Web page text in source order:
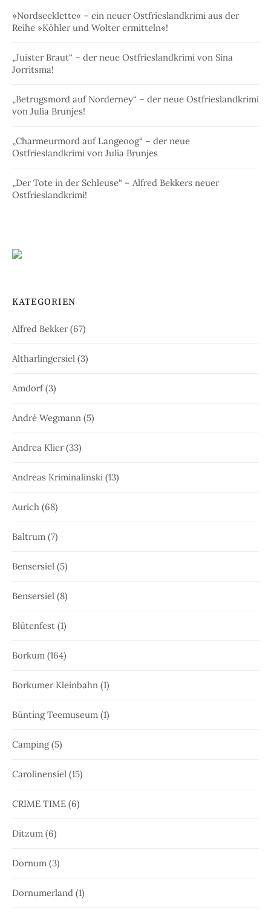
»Nordseeklette« – ein neuer Ostfrieslandkrimi aus der
Reihe »Köhler und Wolter ermitteln«!
„Juister Braut“ – der neue Ostfrieslandkrimi von Sina
Jorritsma!
„Betrugsmord auf Norderney“ – der neue Ostfrieslandkrimi
von Julia Brunjes!
„Charmeurmord auf Langeoog“ – der neue
Ostfrieslandkrimi von Julia Brunjes
„Der Tote in der Schleuse“ – Alfred Bekkers neuer
Ostfrieslandkrimi!
KATEGORIEN
Alfred Bekker(67)
Altharlingersiel (3)
Amdorf(3)
André Wegmann (5)
Andrea Klier(33)
Andreas Kriminalinski (13)
Aurich (68)
Baltrum (7)
Bensersiel (5)
Bensersiel (8)
Blütenfest (1)
Borkum (164)
Borkumer Kleinbahn (1)
Bünting Teemuseum (1)
Camping(5)
Carolinensiel (15)
CRIME TIME (6)
Ditzum (6)
Dornum (3)
Dornumerland (1)